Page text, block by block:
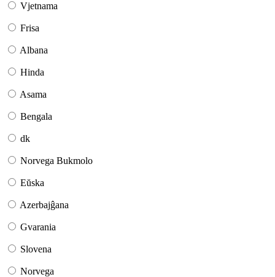
Vjetnama
Frisa
Albana
Hinda
Asama
Bengala
dk
Norvega Bukmolo
Eŭska
Azerbajĝana
Gvarania
Slovena
Norvega